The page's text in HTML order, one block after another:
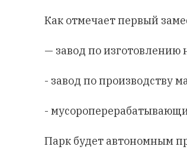
Как отмечает первый
— завод по изготовлению
- завод по производству
-
Парк будет автономным